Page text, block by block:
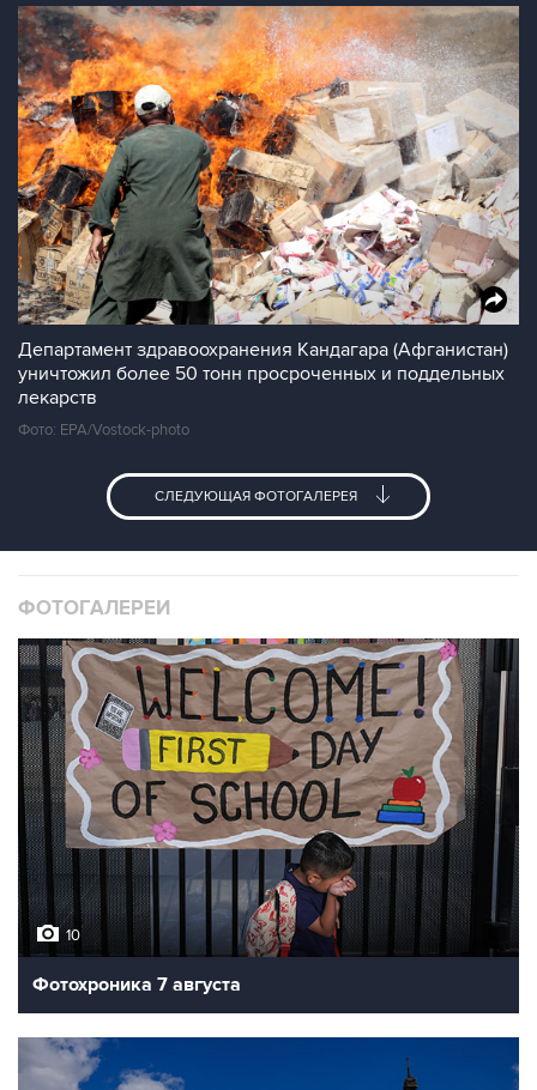
Департамент здравоохранения Кандагара (Афганистан)
уничтожил более 50 тонн просроченных и поддельных
лекарств
Фото: EPA/Vostock-photo
СЛЕДУЮЩАЯ ФОТОГАЛЕРЕЯ
ФОТОГАЛЕРЕИ
10
Фотохроника 7 августа